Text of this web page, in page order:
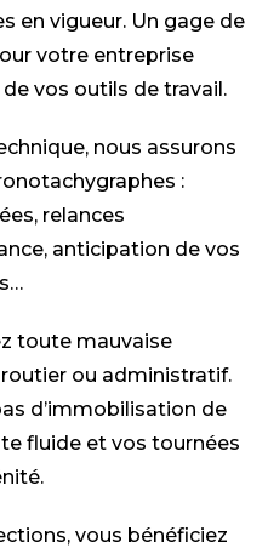
en vigueur. Un gage de
votre entreprise
de vos outils de travail.
nous assurons
:
relances
anticipation de vos
toute mauvaise
ou administratif.
d’immobilisation de
fluide et vos tournées
vous bénéficiez